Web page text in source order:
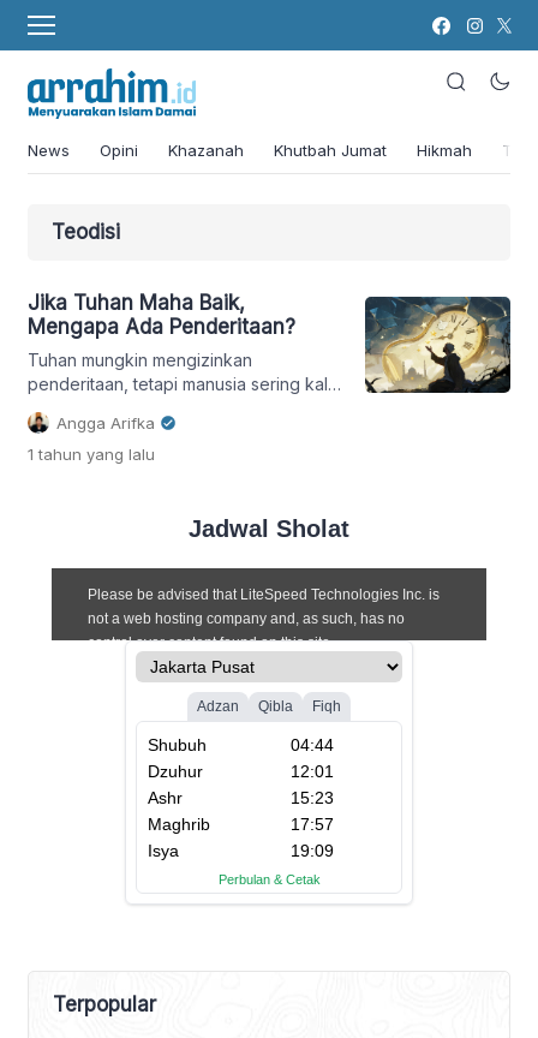
News Opini Khazanah Khutbah Jumat Hikmah
Teodisi
Jika Tuhan Maha Baik,
Mengapa Ada Penderitaan?
Tuhan mungkin mengizinkan
penderitaan, tetapi manusia sering kali
menjadi instrumennya. Maka, ini bukan
lagi tentang kebaikan Tuhan, melainkan
tentang tanggung jawab manusia.
Angga Arifka
1 tahun yang lalu
Jadwal Sholat
Terpopular